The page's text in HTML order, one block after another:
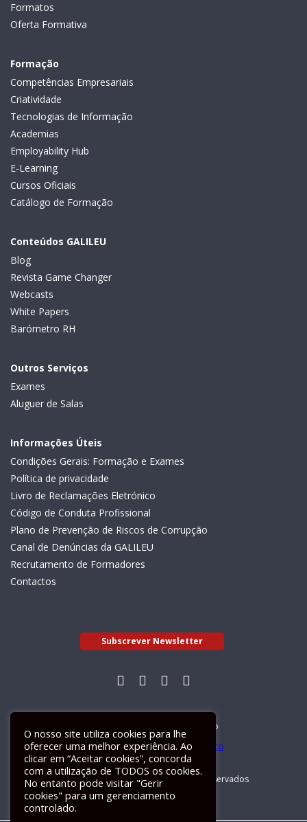
Formatos
Oferta Formativa
Formação
Competências Empresariais
Criatividade
Tecnologias de Informação
Academias
Employability Hub
E-Learning
Cursos Oficiais
Catálogo de Formação
Conteúdos GALILEU
Blog
Revista Game Changer
Webcasts
White Papers
Barómetro RH
Outros Serviços
Exames
Aluguer de Salas
Informações Úteis
Condições Gerais: Formação e Exames
Política de privacidade
Livro de Reclamações Eletrónico
Código de Conduta Profissional
Plano de Prevenção de Riscos de Corrupção
Canal de Denúncias da GALILEU
Recrutamento de Formadores
Contactos
Subscrever Newsletter
Livro de Reclamações Electrónico
GALILEU 2026 © Todos os direitos reservados
O nosso site utiliza cookies para lhe
oferecer uma melhor experiência. Ao
clicar em “Aceitar cookies”, concorda
com a utilização de TODOS os cookies.
No entanto pode visitar "Gerir
cookies" para um gerenciamento
controlado.